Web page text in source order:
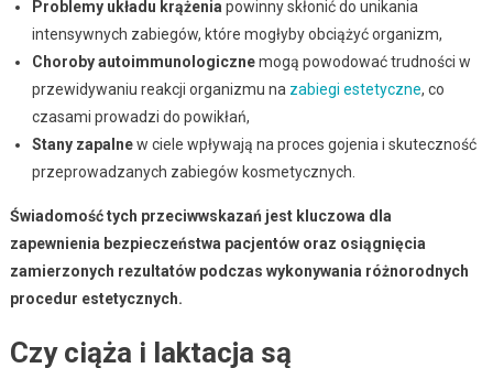
Problemy układu krążenia powinny skłonić do unikania
intensywnych zabiegów, które mogłyby obciążyć organizm,
Choroby autoimmunologicznemogą powodować trudności w
przewidywaniu reakcji organizmu na zabiegi estetyczne, co
czasami prowadzi do powikłań,
Stany zapalnew ciele wpływają na proces gojenia i skuteczność
przeprowadzanych zabiegów kosmetycznych.
Świadomość tych przeciwwskazań jest kluczowa dla
zapewnienia bezpieczeństwa pacjentów oraz osiągnięcia
zamierzonych rezultatów podczas wykonywania różnorodnych
procedur estetycznych.
Czy ciąża i laktacja są